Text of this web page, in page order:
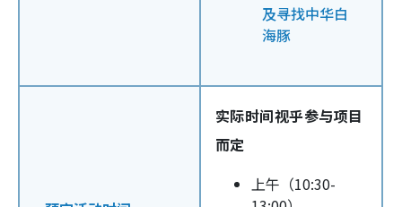
及寻找中华白
海豚
实际时间视乎参与项目
而定
上午（10:30-